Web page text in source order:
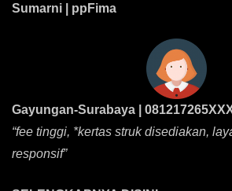
Sumarni | ppFima
Gayungan-Surabaya |
“fee tinggi, *kertas struk disediakan,
responsif”